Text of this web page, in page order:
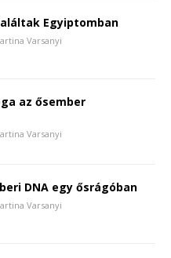
Egyiptomban
Varsanyi
az ősember
Varsanyi
DNA egy ősrágóban
Varsanyi